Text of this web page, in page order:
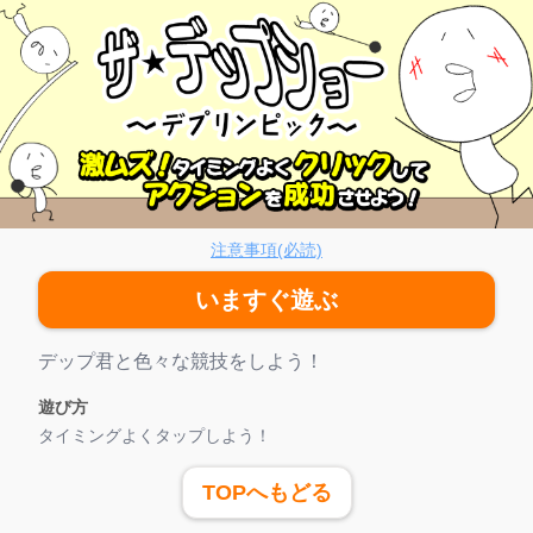
リンピック
注意事項(必読)
いますぐ遊ぶ
ゲーム紹介
デップ君と色々な競技をしよう！
遊び方
タイミングよくタップしよう！
TOPへもどる